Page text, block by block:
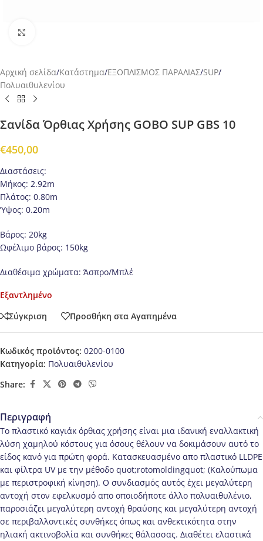
Αρχική σελίδα/Κατάστημα/ΕΞΟΠΛΙΣΜΟΣ ΠΑΡΑΛΙΑΣ/SUP/
Πολυαιθυλενίου
Σανίδα Όρθιας Χρήσης GOBO SUP GBS 10
€450,00
Διαστάσεις:
Μήκος: 2.92m
Πλάτος: 0.80m
Ύψος: 0.20m
Βάρος: 20kg
Ωφέλιμο βάρος: 150kg
Διαθέσιμα χρώματα: Άσπρο/Μπλέ
Εξαντλημένο
Σύγκριση
Προσθήκη στα Αγαπημένα
Κωδικός προϊόντος: 0200-0100
Κατηγορία: Πολυαιθυλενίου
Share:
Περιγραφή
Το πλαστικό καγιάκ όρθιας χρήσης είναι μια ιδανική εναλλακτική
λύση χαμηλού κόστους για όσους θέλουν να δοκιμάσουν αυτό το
είδος κανό για πρώτη φορά. Κατασκευασμένο απο πλαστικό LLDPE
και φίλτρα UV με την μέθοδο quot;rotomoldingquot; (Καλούπωμα
με περιστροφική κίνηση). Ο συνδιασμός αυτός έχει μεγαλύτερη
αντοχή στον εφελκυσμό απο οποιοδήποτε άλλο πολυαιθυλένιο,
παροσιάζει μεγαλύτερη αντοχή θραύσης και μεγαλύτερη αντοχή
σε περιβαλλοντικές συνθήκες όπως και ανθεκτικότητα στην
ηλιακή ακτινοβολία και συνθήκες θάλασσας. Διαθέτει ελαστικά